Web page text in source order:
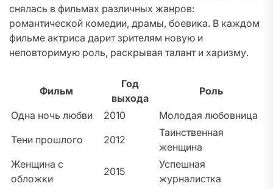
снялась в фильмах различных жанров:
романтической комедии, драмы, боевика. В каждом
фильме актриса дарит зрителям новую и
неповторимую роль, раскрывая талант и харизму.
Фильм
Год
выхода
Роль
Одна ночь любви
2010
Молодая любовница
Тени прошлого
2012
Таинственная
женщина
Женщина с
обложки
2015
Успешная
журналистка